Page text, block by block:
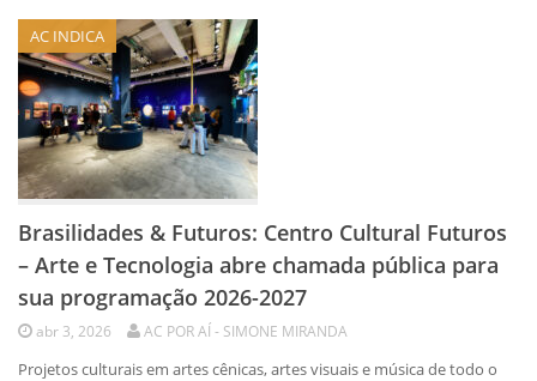
AC INDICA
Brasilidades & Futuros: Centro Cultural Futuros
– Arte e Tecnologia abre chamada pública para
sua programação 2026-2027
abr 3, 2026 AC POR AÍ - SIMONE MIRANDA
Projetos culturais em artes cênicas, artes visuais e música de todo o